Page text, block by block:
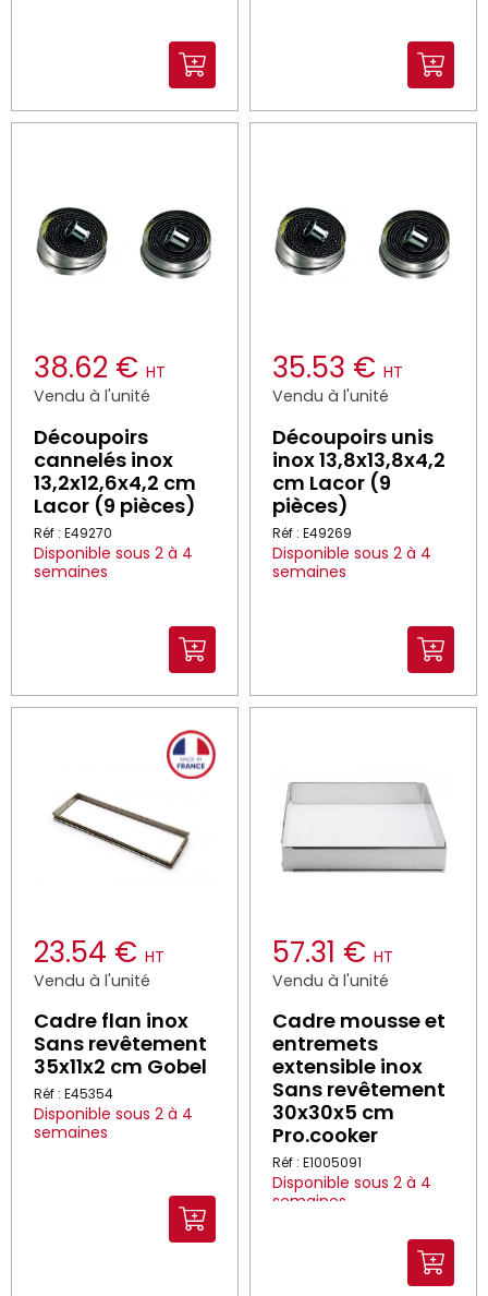
38.62 € HT
Vendu à l'unité
Découpoirs
cannelés inox
13,2x12,6x4,2 cm
Lacor (9 pièces)
Réf : E49270
Disponible sous 2 à 4
semaines
35.53 € HT
Vendu à l'unité
Découpoirs unis
inox 13,8x13,8x4,2
cm Lacor (9
pièces)
Réf : E49269
Disponible sous 2 à 4
semaines
23.54 € HT
Vendu à l'unité
Cadre flan inox
Sans revêtement
35x11x2 cm Gobel
Réf : E45354
Disponible sous 2 à 4
semaines
57.31 € HT
Vendu à l'unité
Cadre mousse et
entremets
extensible inox
Sans revêtement
30x30x5 cm
Pro.cooker
Réf : E1005091
Disponible sous 2 à 4
semaines